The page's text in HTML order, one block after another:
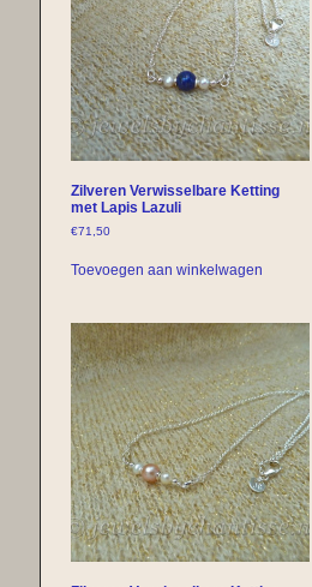
Zilveren Verwisselbare Ketting
met Lapis Lazuli
€71,50
Toevoegen aan winkelwagen